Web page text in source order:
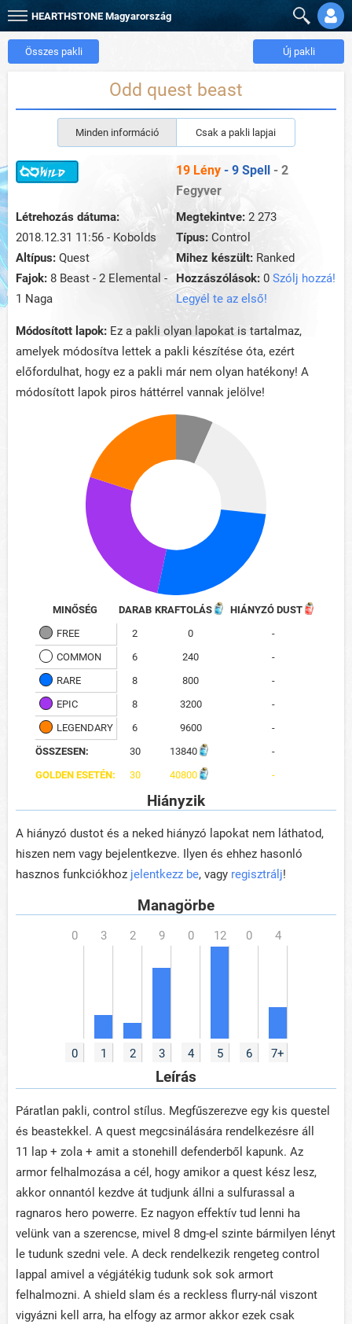
HEARTHSTONE Magyarország
Összes pakli Új pakli
Odd quest beast
Minden információ Csak a pakli lapjai
19 Lény - 9 Spell - 2
Fegyver
Létrehozás dátuma:
2018.12.31 11:56 - Kobolds
Megtekintve: 2 273
Típus: Control
Altípus: Quest Mihez készült: Ranked
Fajok: 8 Beast - 2 Elemental -
1 Naga
Hozzászólások: 0 Szólj hozzá!
Legyél te az első!
Módosított lapok: Ez a pakli olyan lapokat is tartalmaz,
amelyek módosítva lettek a pakli készítése óta, ezért
előfordulhat, hogy ez a pakli már nem olyan hatékony! A
módosított lapok piros háttérrel vannak jelölve!
MINŐSÉG DARAB KRAFTOLÁS
HIÁNYZÓ DUST
FREE
2 0
-
COMMON
6 240
-
RARE
8 800
-
EPIC
8 3200
-
LEGENDARY
6 9600
-
ÖSSZESEN:
30 13840
-
GOLDEN ESETÉN:
30 40800 -
Hiányzik
A hiányzó dustot és a neked hiányzó lapokat nem láthatod,
hiszen nem vagy bejelentkezve. Ilyen és ehhez hasonló
hasznos funkciókhoz jelentkezz be, vagy regisztrálj!
Managörbe
0 1 2 3 4 5 6 7+
Leírás
Páratlan pakli, control stílus. Megfűszerezve egy kis questel
és beastekkel. A quest megcsinálására rendelkezésre áll
11 lap + zola + amit a stonehill defenderből kapunk. Az
armor felhalmozása a cél, hogy amikor a quest kész lesz,
akkor onnantól kezdve át tudjunk állni a sulfurassal a
ragnaros hero powerre. Ez nagyon effektív tud lenni ha
velünk van a szerencse, mivel 8 dmg-el szinte bármilyen lényt
le tudunk szedni vele. A deck rendelkezik rengeteg control
lappal amivel a végjátékig tudunk sok sok armort
felhalmozni. A shield slam és a reckless flurry-nál viszont
vigyázni kell arra, ha elfogy az armor akkor ezek csak